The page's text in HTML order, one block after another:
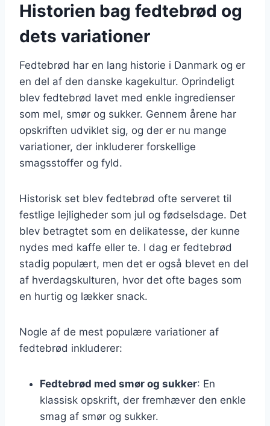
Historien bag fedtebrød og
dets variationer
Fedtebrød har en lang historie i Danmark og er
en del af den danske kagekultur. Oprindeligt
blev fedtebrød lavet med enkle ingredienser
som mel, smør og sukker. Gennem årene har
opskriften udviklet sig, og der er nu mange
variationer, der inkluderer forskellige
smagsstoffer og fyld.
Historisk set blev fedtebrød ofte serveret til
festlige lejligheder som jul og fødselsdage. Det
blev betragtet som en delikatesse, der kunne
nydes med kaffe eller te. I dag er fedtebrød
stadig populært, men det er også blevet en del
af hverdagskulturen, hvor det ofte bages som
en hurtig og lækker snack.
Nogle af de mest populære variationer af
fedtebrød inkluderer:
Fedtebrød med smør og sukker: En
klassisk opskrift, der fremhæver den enkle
smag af smør og sukker.